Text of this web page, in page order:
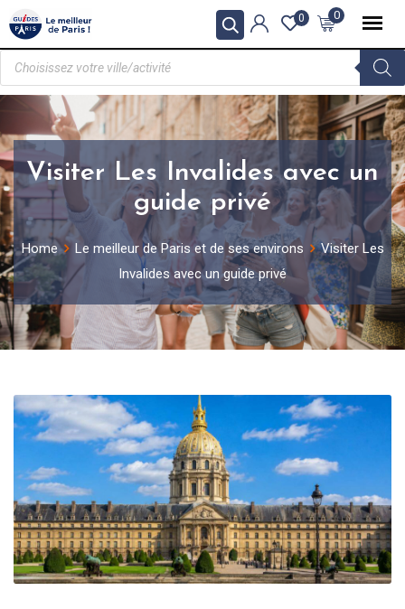
0
0
Visiter Les Invalides avec un
guide privé
Home Le meilleur de Paris et de ses environs
Visiter Les
Invalides avec un guide privé